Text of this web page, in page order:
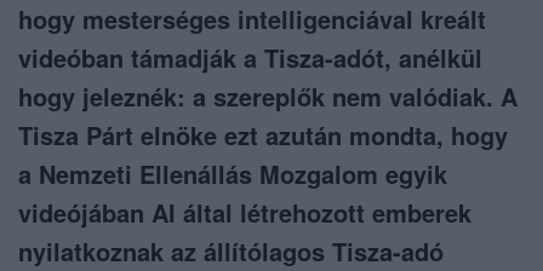
hogy mesterséges intelligenciával kreált
videóban támadják a Tisza-adót, anélkül
hogy jeleznék: a szereplők nem valódiak. A
Tisza Párt elnöke ezt azután mondta, hogy
a Nemzeti Ellenállás Mozgalom egyik
videójában AI által létrehozott emberek
nyilatkoznak az állítólagos Tisza-adó